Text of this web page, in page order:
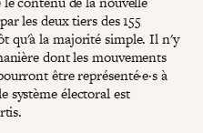
les deux tiers des 155
qu'à la majorité simple. Il n'y
dont les mouvements
être représenté·e·s à
système électoral est